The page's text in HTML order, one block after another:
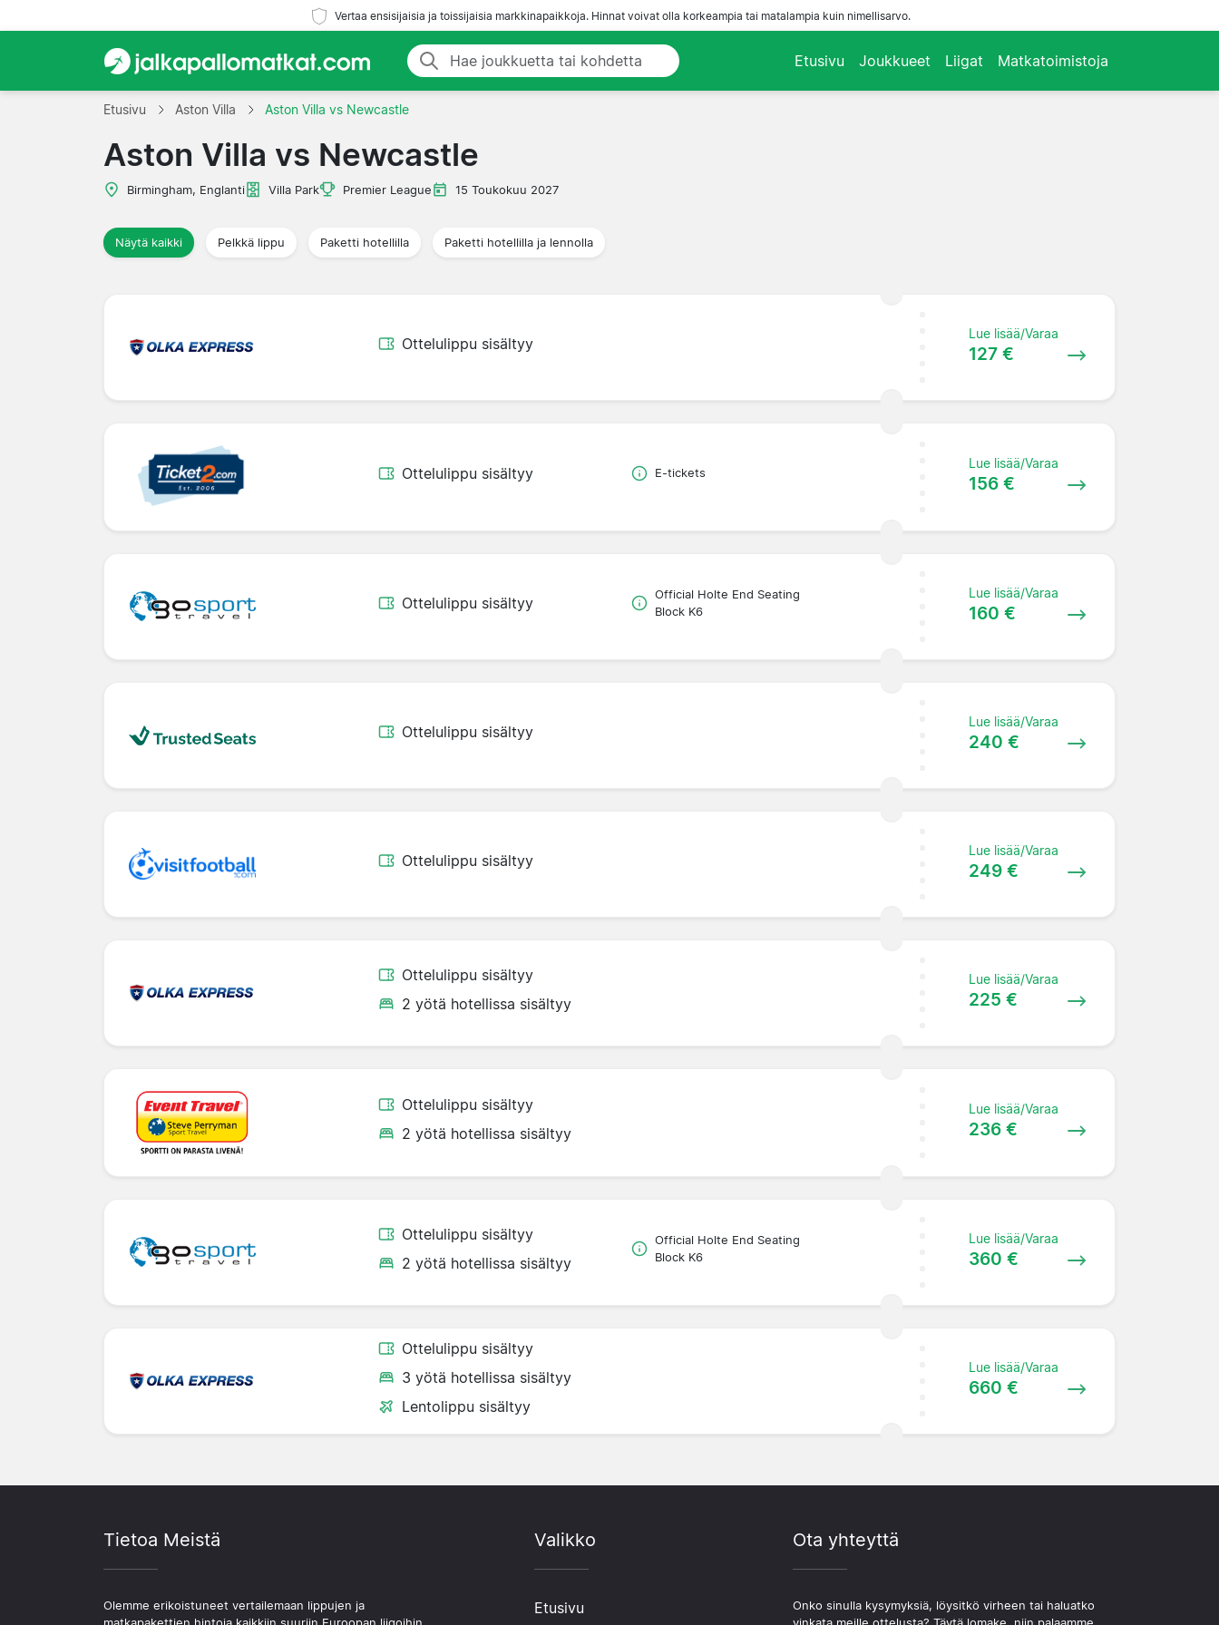
Vertaa ensisijaisia ja toissijaisia markkinapaikkoja. Hinnat voivat olla korkeampia tai matalampia kuin nimellisarvo.
Etusivu Joukkueet Liigat Matkatoimistoja
Etusivu Aston Villa Aston Villa vs Newcastle
Aston Villa vs Newcastle
Birmingham, Englanti Villa Park Premier League 15 Toukokuu 2027
Näytä kaikki Pelkkä lippu Paketti hotellilla Paketti hotellilla ja lennolla
Ottelulippu sisältyy
Lue lisää/Varaa
127 €
Ottelulippu sisältyy E-tickets
Lue lisää/Varaa
156 €
Ottelulippu sisältyy
Official Holte End Seating
Block K6
Lue lisää/Varaa
160 €
Ottelulippu sisältyy
Lue lisää/Varaa
240 €
Ottelulippu sisältyy
Lue lisää/Varaa
249 €
Ottelulippu sisältyy
2 yötä hotellissa sisältyy
Lue lisää/Varaa
225 €
Ottelulippu sisältyy
2 yötä hotellissa sisältyy
Lue lisää/Varaa
236 €
Ottelulippu sisältyy
2 yötä hotellissa sisältyy
Official Holte End Seating
Block K6
Lue lisää/Varaa
360 €
Ottelulippu sisältyy
3 yötä hotellissa sisältyy
Lentolippu sisältyy
Lue lisää/Varaa
660 €
Tietoa Meistä
Olemme erikoistuneet vertailemaan lippujen ja
Valikko
Etusivu
Ota yhteyttä
Onko sinulla kysymyksiä, löysitkö virheen tai haluatko